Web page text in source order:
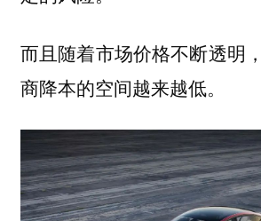
而且随着市场价格不断透明
商降本的空间越来越低。